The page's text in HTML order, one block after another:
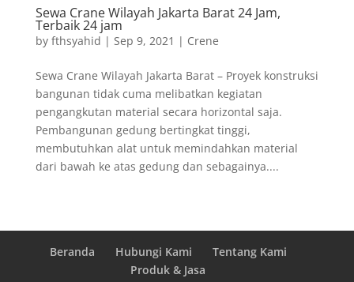
Sewa Crane Wilayah Jakarta Barat 24 Jam,
Terbaik 24 jam
by fthsyahid | Sep 9, 2021 | Crene
Sewa Crane Wilayah Jakarta Barat – Proyek konstruksi
bangunan tidak cuma melibatkan kegiatan
pengangkutan material secara horizontal saja.
Pembangunan gedung bertingkat tinggi,
membutuhkan alat untuk memindahkan material
dari bawah ke atas gedung dan sebagainya....
Beranda Hubungi Kami
Tentang Kami
Produk & Jasa